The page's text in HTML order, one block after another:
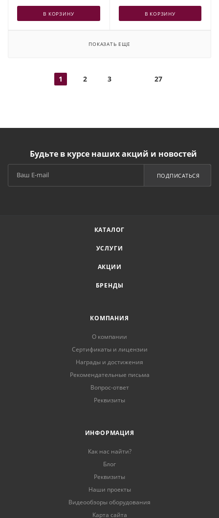
В КОРЗИНУ В КОРЗИНУ
ПОКАЗАТЬ ЕЩЕ
1 2 3 27
Будьте в курсе наших акций и новостей
ПОДПИСАТЬСЯ
КАТАЛОГ
УСЛУГИ
АКЦИИ
БРЕНДЫ
КОМПАНИЯ
О компании
Сертификаты и лицензии
Награды и достижения
Рекомендательные письма
Вопрос-ответ
Реквизиты
ИНФОРМАЦИЯ
Как нас найти?
Блог
Реквизиты
Наши проекты
Видеообзоры оборудования
Карта сайта